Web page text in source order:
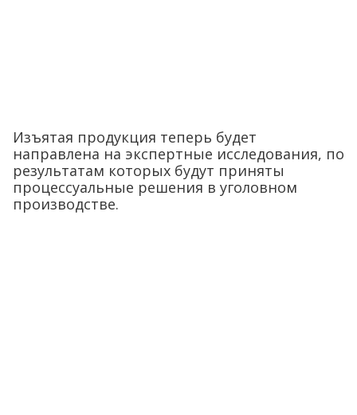
Изъятая продукция теперь будет
направлена на экспертные исследования, по
результатам которых будут приняты
процессуальные решения в уголовном
производстве.